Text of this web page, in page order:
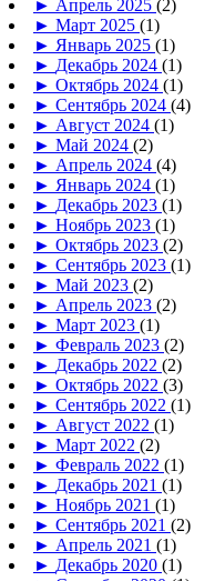
► Апрель 2025 (2)
► Март 2025 (1)
► Январь 2025 (1)
► Декабрь 2024 (1)
► Октябрь 2024 (1)
► Сентябрь 2024 (4)
► Август 2024 (1)
► Май 2024 (2)
► Апрель 2024 (4)
► Январь 2024 (1)
► Декабрь 2023 (1)
► Ноябрь 2023 (1)
► Октябрь 2023 (2)
► Сентябрь 2023 (1)
► Май 2023 (2)
► Апрель 2023 (2)
► Март 2023 (1)
► Февраль 2023 (2)
► Декабрь 2022 (2)
► Октябрь 2022 (3)
► Сентябрь 2022 (1)
► Август 2022 (1)
► Март 2022 (2)
► Февраль 2022 (1)
► Декабрь 2021 (1)
► Ноябрь 2021 (1)
► Сентябрь 2021 (2)
► Апрель 2021 (1)
► Декабрь 2020 (1)